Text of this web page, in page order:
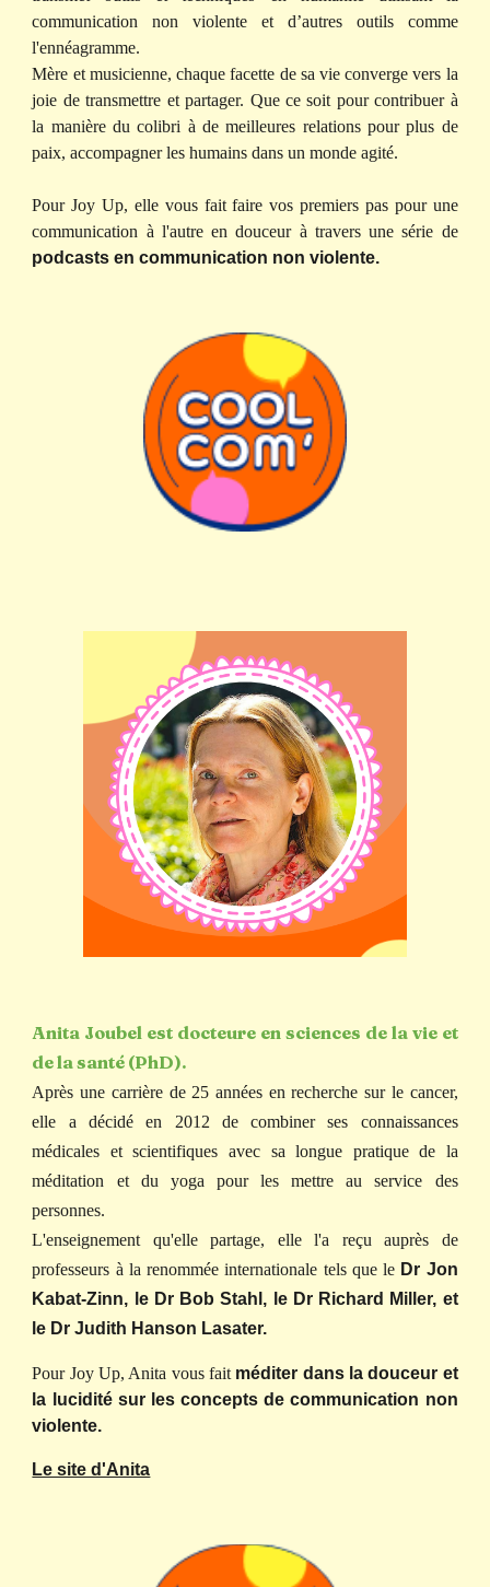
communication non violente et d’autres outils comme
l'ennéagramme.
Mère et musicienne, chaque facette de sa vie converge vers la
joie de transmettre et partager. Que ce soit pour contribuer à
la manière du colibri à de meilleures relations pour plus de
paix, accompagner les humains dans un monde agité.
Pour Joy Up, elle vous fait faire vos premiers pas pour une
communication à l'autre en douceur à travers une série de
podcasts en communication non violente.
Anita Joubel est docteure en sciences de la vie et
de la santé (PhD).
Après une carrière de 25 années en recherche sur le cancer,
elle a décidé en 2012 de combiner ses connaissances
médicales et scientifiques avec sa longue pratique de la
méditation et du yoga pour les mettre au service des
personnes.
L'enseignement qu'elle partage, elle l'a reçu auprès de
professeurs à la renommée internationale tels que le Dr Jon
Kabat-Zinn, le Dr Bob Stahl, le Dr Richard Miller, et
le Dr Judith Hanson Lasater.
Pour Joy Up, Anita vous fait méditer dans la douceur et
la lucidité sur les concepts de communication non
violente.
Le site d'Anita